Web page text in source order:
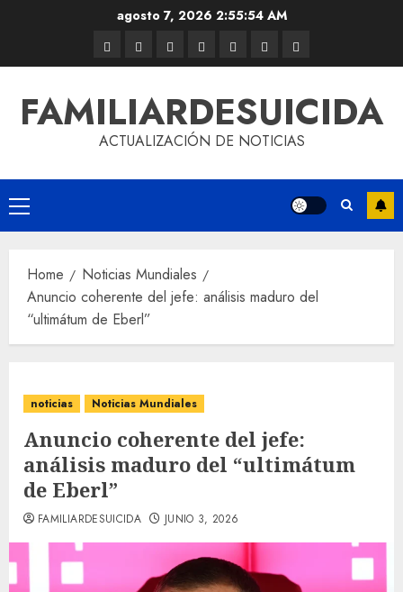
agosto 7, 2026 2:55:54 AM
FAMILIARDESUICIDA
ACTUALIZACIÓN DE NOTICIAS
Home
Noticias Mundiales
Anuncio coherente del jefe: análisis maduro del
“ultimátum de Eberl”
noticias Noticias Mundiales
Anuncio coherente del jefe:
análisis maduro del “ultimátum
de Eberl”
FAMILIARDESUICIDA JUNIO 3, 2026